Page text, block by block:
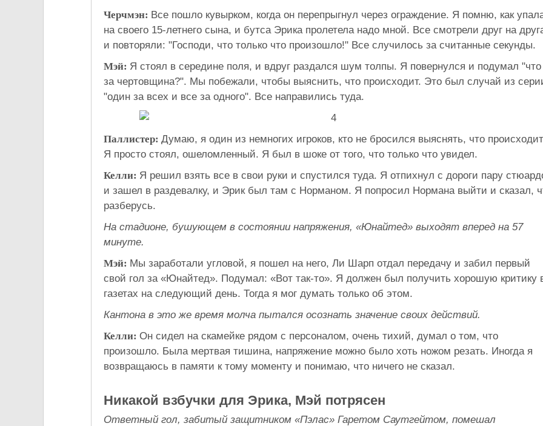
Черчмэн: Все пошло кувырком, когда он перепрыгнул через ограждение. Я помню, как
на своего 15-летнего сына, и бутса Эрика пролетела надо мной. Все смотрели друг на
и повторяли: "Господи, что только что произошло!" Все случилось за считанные секунды.
Мэй: Я стоял в середине поля, и вдруг раздался шум толпы. Я повернулся и подумал "что
за чертовщина?". Мы побежали, чтобы выяснить, что происходит. Это был случай из
"один за всех и все за одного". Все направились туда.
Паллистер: Думаю, я один из немногих игроков, кто не бросился выяснять, что
Я просто стоял, ошеломленный. Я был в шоке от того, что только что увидел.
Келли: Я решил взять все в свои руки и спустился туда. Я отпихнул с дороги пару
и зашел в раздевалку, и Эрик был там с Норманом. Я попросил Нормана выйти и сказал,
разберусь.
На стадионе, бушующем в состоянии напряжения, «Юнайтед» выходят вперед на 57
минуте.
Мэй: Мы заработали угловой, я пошел на него, Ли Шарп отдал передачу и забил первый
свой гол за «Юнайтед». Подумал: «Вот так-то». Я должен был получить хорошую критику
газетах на следующий день. Тогда я мог думать только об этом.
Кантона в это же время молча пытался осознать значение своих действий.
Келли: Он сидел на скамейке рядом с персоналом, очень тихий, думал о том, что
произошло. Была мертвая тишина, напряжение можно было хоть ножом резать. Иногда я
возвращаюсь в памяти к тому моменту и понимаю, что ничего не сказал.
Никакой взбучки для Эрика, Мэй потрясен
Ответный гол, забитый защитником «Пэлас» Гаретом Саутгейтом, помешал